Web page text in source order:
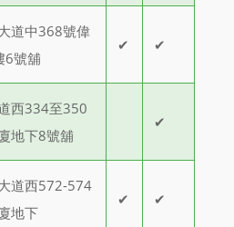
道中368號偉
6號舖
✔ ✔
西334至350
地下8號舖
✔
道西572-574
地下
✔ ✔